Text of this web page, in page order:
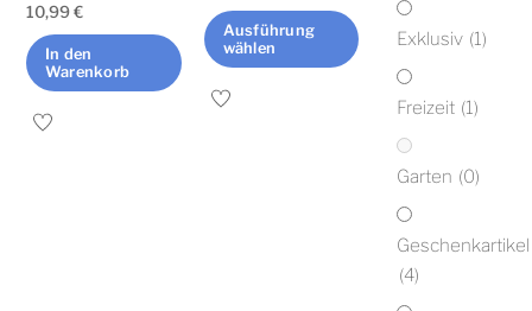
10,99€
In den
Warenkorb
Ausführung
wählen
Dieses
Exklusiv (1)
Freizeit (1)
Garten (0)
Geschenkartikel
(4)